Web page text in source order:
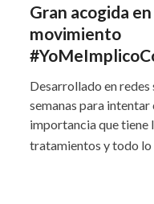
Gran acogida
movimiento
Desarrollado en
semanas para
importancia que tiene
tratamientos y todo lo